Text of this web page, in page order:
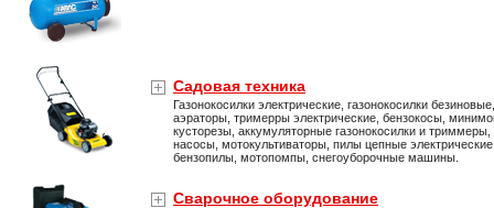
Садовая техника
Газонокосилки электрические, газонокосилки безиновые,
аэраторы, тримерры электрические, бензокосы,
кусторезы, аккумуляторные газонокосилки и триммеры,
насосы, мотокультиваторы, пилы цепные
бензопилы, мотопомпы, снегоуборочные машины.
Сварочное оборудование